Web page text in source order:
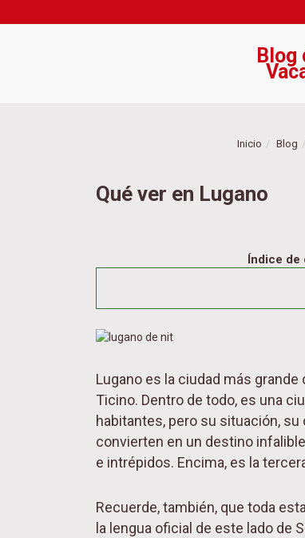
Blog
Inicio Blog
Qué ver en Lugano
Índice de
Lugano es la ciudad más grande
Ticino. Dentro de todo, es una
habitantes, pero su situación, su
convierten en un destino
e intrépidos. Encima, es la
Recuerde, también, que toda
la lengua oficial de este lado de